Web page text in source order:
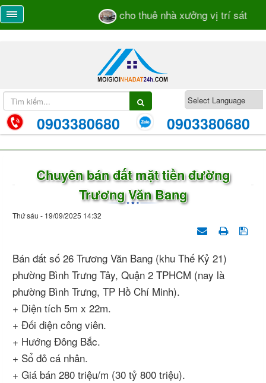
cho thuê nhà xưởng vị trí sát mặt
0903380680 0903380680
Chuyên bán đất mặt tiền đường
Trương Văn Bang
Thứ sáu - 19/09/2025 14:32
Bán đất số 26 Trương Văn Bang (khu Thế Kỷ 21)
phường Bình Trưng Tây, Quận 2 TPHCM (nay là
phường Bình Trưng, TP Hồ Chí Minh).
+ Diện tích 5m x 22m.
+ Đối diện công viên.
+ Hướng Đông Bắc.
+ Sổ đỏ cá nhân.
+ Giá bán 280 triệu/m (30 tỷ 800 triệu).